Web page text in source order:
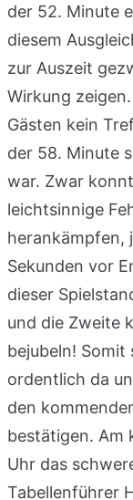
der 52. Minute
diesem
zur Auszeit
Wirkung
Gästen kein
der 58. Minute
war. Zwar
leichtsinnige
herankämpfen,
Sekunden vor
dieser
und die Zweite
bejubeln!
ordentlich da
den
bestätigen. Am
Uhr das
Tabellenführer